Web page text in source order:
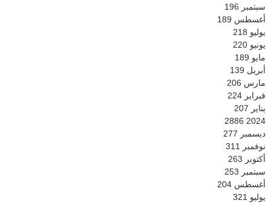
سبتمبر 196
أغسطس 189
يوليو 218
يونيو 220
مايو 189
أبريل 139
مارس 206
فبراير 224
يناير 207
2024
2886
ديسمبر 277
نوفمبر 311
أكتوبر 263
سبتمبر 253
أغسطس 204
يوليو 321